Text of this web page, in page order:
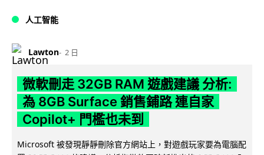
人工智能
Lawton 2 日
微軟刪走 32GB RAM 遊戲建議 分析:
為 8GB Surface 銷售鋪路 連自家
Copilot+ 門檻也未到
Microsoft 被發現靜靜刪除官方網站上，對遊戲玩家要為電腦配